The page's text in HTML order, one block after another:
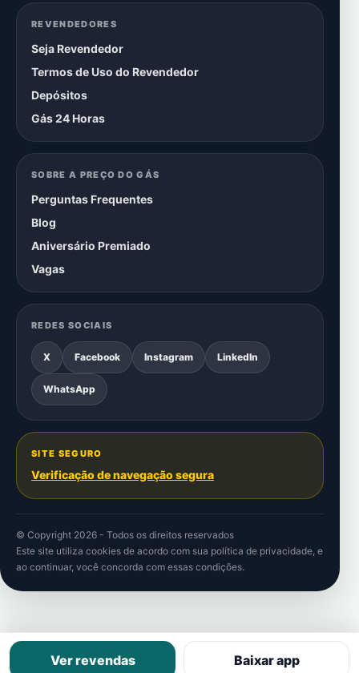
REVENDEDORES
Seja Revendedor
Termos de Uso do Revendedor
Depósitos
Gás 24 Horas
SOBRE A PREÇO DO GÁS
Perguntas Frequentes
Blog
Aniversário Premiado
Vagas
REDES SOCIAIS
X Facebook Instagram LinkedIn
WhatsApp
SITE SEGURO
Verificação de navegação segura
© Copyright 2026 - Todos os direitos reservados
Este site utiliza cookies de acordo com sua política de privacidade, e
ao continuar, você concorda com essas condições.
Ver revendas Baixar app